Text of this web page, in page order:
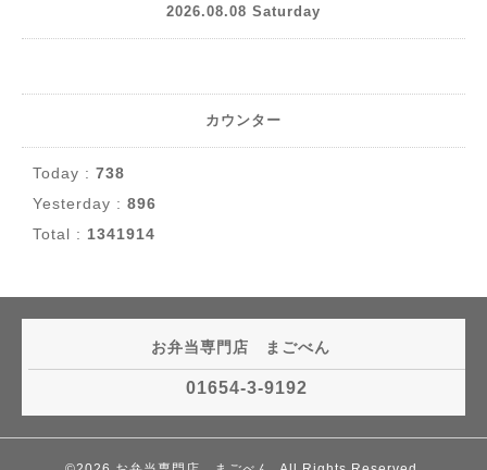
2026.08.08 Saturday
カウンター
Today : 738
Yesterday : 896
Total : 1341914
お弁当専門店 まごべん
01654-3-9192